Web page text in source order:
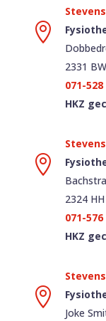

2331
071-528
HKZ

2324
071-576
HKZ

Joke